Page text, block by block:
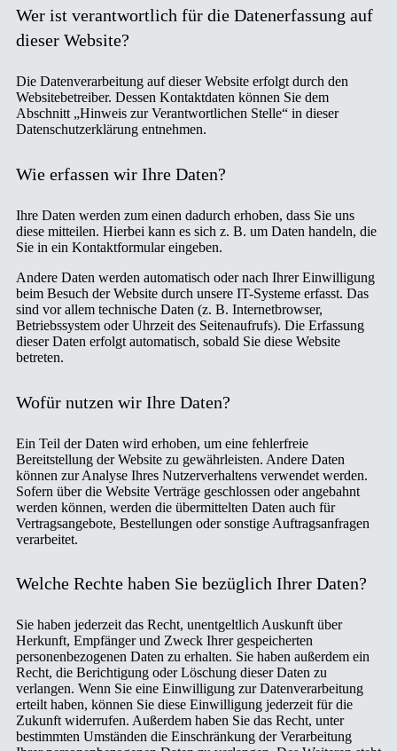
Wer ist verantwortlich für die Datenerfassung auf
dieser Website?
Die Datenverarbeitung auf dieser Website erfolgt durch den
Websitebetreiber. Dessen Kontaktdaten können Sie dem
Abschnitt „Hinweis zur Verantwortlichen Stelle“ in dieser
Datenschutzerklärung entnehmen.
Wie erfassen wir Ihre Daten?
Ihre Daten werden zum einen dadurch erhoben, dass Sie uns
diese mitteilen. Hierbei kann es sich z. B. um Daten handeln, die
Sie in ein Kontaktformular eingeben.
Andere Daten werden automatisch oder nach Ihrer Einwilligung
beim Besuch der Website durch unsere IT-Systeme erfasst. Das
sind vor allem technische Daten (z. B. Internetbrowser,
Betriebssystem oder Uhrzeit des Seitenaufrufs). Die Erfassung
dieser Daten erfolgt automatisch, sobald Sie diese Website
betreten.
Wofür nutzen wir Ihre Daten?
Ein Teil der Daten wird erhoben, um eine fehlerfreie
Bereitstellung der Website zu gewährleisten. Andere Daten
können zur Analyse Ihres Nutzerverhaltens verwendet werden.
Sofern über die Website Verträge geschlossen oder angebahnt
werden können, werden die übermittelten Daten auch für
Vertragsangebote, Bestellungen oder sonstige Auftragsanfragen
verarbeitet.
Welche Rechte haben Sie bezüglich Ihrer Daten?
Sie haben jederzeit das Recht, unentgeltlich Auskunft über
Herkunft, Empfänger und Zweck Ihrer gespeicherten
personenbezogenen Daten zu erhalten. Sie haben außerdem ein
Recht, die Berichtigung oder Löschung dieser Daten zu
verlangen. Wenn Sie eine Einwilligung zur Datenverarbeitung
erteilt haben, können Sie diese Einwilligung jederzeit für die
Zukunft widerrufen. Außerdem haben Sie das Recht, unter
bestimmten Umständen die Einschränkung der Verarbeitung